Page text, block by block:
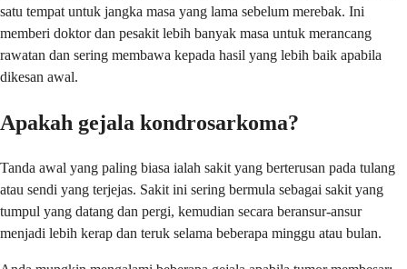
satu tempat untuk jangka masa yang lama sebelum merebak. Ini
memberi doktor dan pesakit lebih banyak masa untuk merancang
rawatan dan sering membawa kepada hasil yang lebih baik apabila
dikesan awal.
Apakah gejala kondrosarkoma?
Tanda awal yang paling biasa ialah sakit yang berterusan pada tulang
atau sendi yang terjejas. Sakit ini sering bermula sebagai sakit yang
tumpul yang datang dan pergi, kemudian secara beransur-ansur
menjadi lebih kerap dan teruk selama beberapa minggu atau bulan.